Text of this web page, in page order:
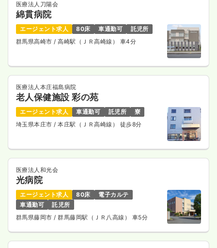
医療法人刀陽会
綿貫病院
エージェント求人 80床 車通勤可
託児所
群馬県高崎市/ 高崎駅（ＪＲ高崎線） 車4分
医療法人本庄福島病院
老人保健施設 彩の苑
エージェント求人 車通勤可 託児所
寮
埼玉県本庄市/ 本庄駅（ＪＲ高崎線） 徒歩8分
医療法人和光会
光病院
エージェント求人 80床
電子カルテ
車通勤可
託児所
群馬県藤岡市 / 群馬藤岡駅（ＪＲ八高線） 車5分